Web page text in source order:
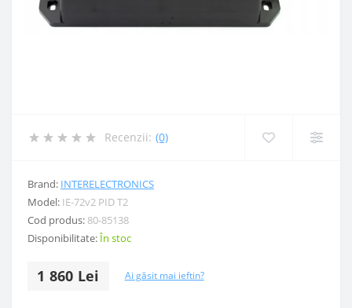
Recenzii: (0)
Brand: INTERELECTRONICS
Model: IE-72v2 PID T2
Cod produs: 80-85138
Disponibilitate:În stoc
1 860 Lei Ai găsit mai ieftin?